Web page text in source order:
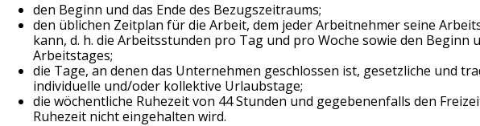
den Beginn und das Ende des Bezugszeitraums;
den üblichen Zeitplan für die Arbeit, dem jeder Arbeitnehmer seine
kann, d. h. die Arbeitsstunden pro Tag und pro Woche sowie den Beginn
Arbeitstages;
die Tage, an denen das Unternehmen geschlossen ist, gesetzliche und
individuelle und/oder kollektive Urlaubstage;
die wöchentliche Ruhezeit von 44 Stunden und gegebenenfalls den
Ruhezeit nicht eingehalten wird.